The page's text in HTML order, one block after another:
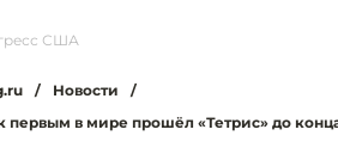
США
/ Новости
/
первым в мире прошёл «Тетрис» до